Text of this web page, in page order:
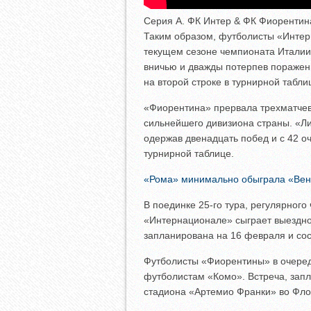
Серия А. ФК Интер & ФК
Таким образом, футболисты
текущем сезоне чемпионата
вничью и дважды потерпев
на второй строке в турнирной
«Фиорентина» прервала
сильнейшего дивизиона страны.
одержав двенадцать побед и с 42
турнирной таблице.
«Рома» минимально обыграла
В поединке 25-го тура,
«Интернационале» сыграет
запланирована на 16 февраля и
Футболисты «Фиорентины» в
футболистам «Комо». Встреча,
стадиона «Артемио Франки» во